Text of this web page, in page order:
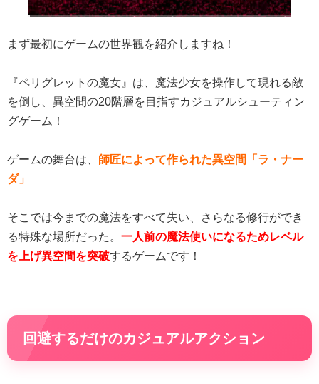
まず最初にゲームの世界観を紹介しますね！
『ペリグレットの魔女』は、魔法少女を操作して現れる敵
を倒し、異空間の20階層を目指すカジュアルシューティン
グゲーム！
ゲームの舞台は、 師匠によって作られた異空間「ラ・ナー
ダ」
そこでは今までの魔法をすべて失い、さらなる修行ができ
る特殊な場所だった。 一人前の魔法使いになるためレベル
を上げ異空間を突破するゲームです！
回避するだけのカジュアルアクション